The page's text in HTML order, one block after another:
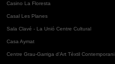
Casino La Floresta
Casal Les Planes
Sala Clavé - La Unió Centre Cultural
Casa Aymat
Centre Grau-Garriga d'Art Tèxtil Contemporani